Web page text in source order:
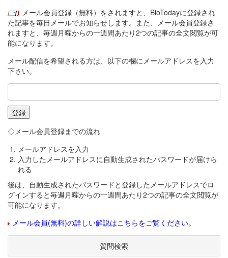
メール会員登録（無料）をされますと、BioTodayに登録され
た記事を毎日メールでお知らせします。また、メール会員登録さ
れますと、毎週月曜からの一週間あたり2つの記事の全文閲覧が可
能になります。
メール配信を希望される方は、以下の欄にメールアドレスを入力
下さい。
◇メール会員登録までの流れ
メールアドレスを入力
入力したメールアドレスに自動生成されたパスワードが届けら
れる
後は、自動生成されたパスワードと登録したメールアドレスでロ
グインすると毎週月曜からの一週間あたり2つの記事の全文閲覧が
可能になります。
メール会員(無料)の詳しい解説はこちらをご覧ください。
質問検索